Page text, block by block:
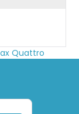
Quattro